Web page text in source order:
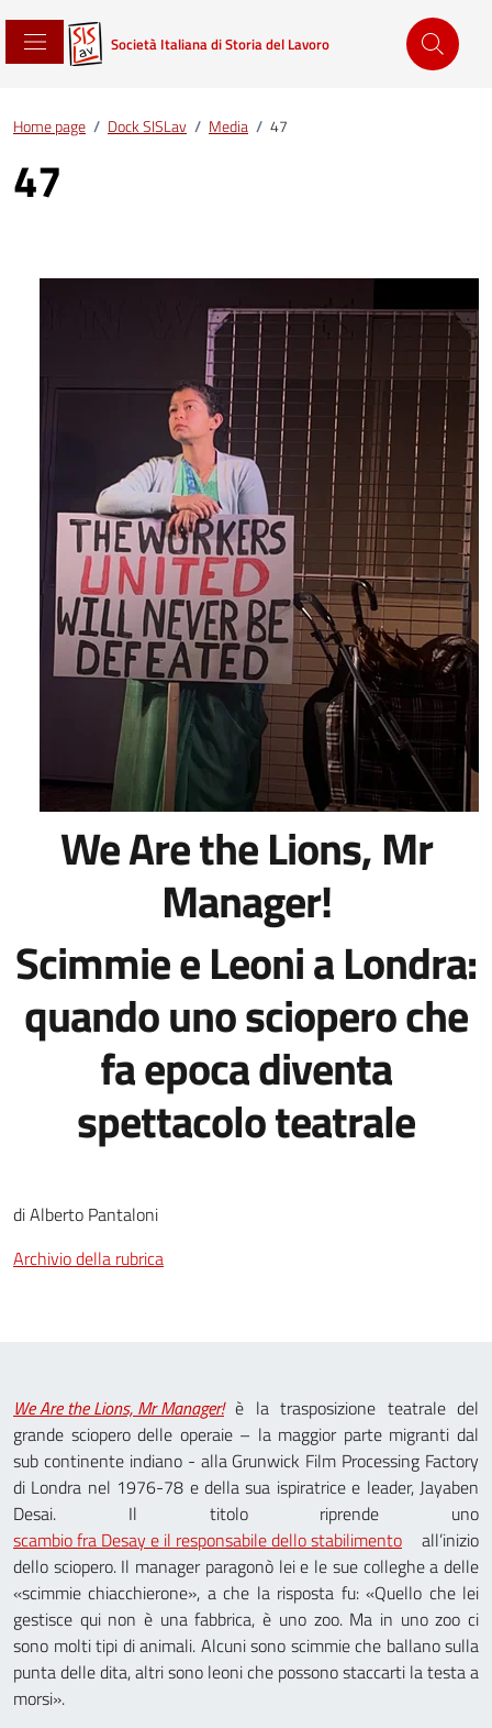
Società Italiana di Storia del Lavoro
Home page / Dock SISLav / Media / 47
47
We Are the Lions, Mr
Manager!
Scimmie e Leoni a Londra:
quando uno sciopero che
fa epoca diventa
spettacolo teatrale
di Alberto Pantaloni
Archivio della rubrica
We Are the Lions, Mr Manager!è la trasposizione teatrale del
grande sciopero delle operaie – la maggior parte migranti dal
sub continente indiano - alla Grunwick Film Processing Factory
di Londra nel 1976-78 e della sua ispiratrice e leader, Jayaben
Desai. Il titolo riprende uno
scambio fra Desay e il responsabile dello stabilimento all’inizio
dello sciopero. Il manager paragonò lei e le sue colleghe a delle
«scimmie chiacchierone», a che la risposta fu: «Quello che lei
gestisce qui non è una fabbrica, è uno zoo. Ma in uno zoo ci
sono molti tipi di animali. Alcuni sono scimmie che ballano sulla
punta delle dita, altri sono leoni che possono staccarti la testa a
morsi».